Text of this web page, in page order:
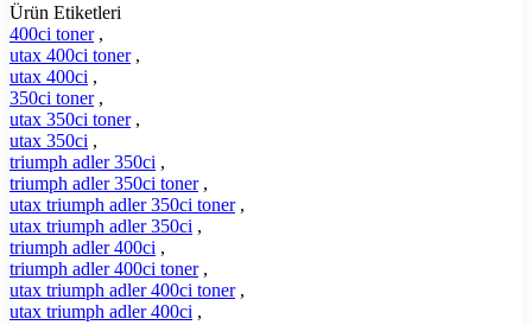
Ürün Etiketleri
400ci toner ,
utax 400ci toner ,
utax 400ci ,
350ci toner ,
utax 350ci toner ,
utax 350ci ,
triumph adler 350ci ,
triumph adler 350ci toner ,
utax triumph adler 350ci toner ,
utax triumph adler 350ci ,
triumph adler 400ci ,
triumph adler 400ci toner ,
utax triumph adler 400ci toner ,
utax triumph adler 400ci ,